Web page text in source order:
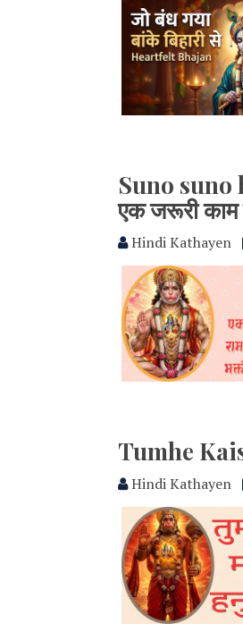
Suno suno
एक जरूरी काम
Hindi Kathayen
Tumhe
Hindi Kathayen